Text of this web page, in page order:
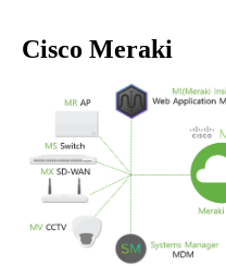
Cisco Meraki